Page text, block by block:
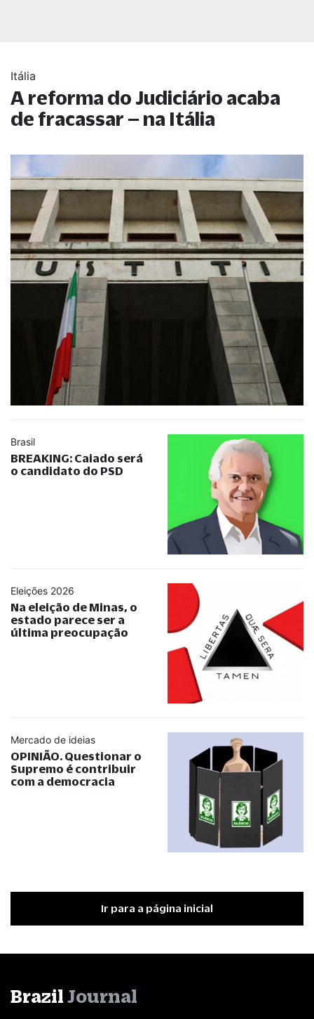
Itália
A reforma do Judiciário acaba
de fracassar – na Itália
Brasil
BREAKING: Caiado será
o candidato do PSD
Eleições 2026
Na eleição de Minas, o
estado parece ser a
última preocupação
Mercado de ideias
OPINIÃO. Questionar o
Supremo é contribuir
com a democracia
Ir para a página inicial
Brazil Journal